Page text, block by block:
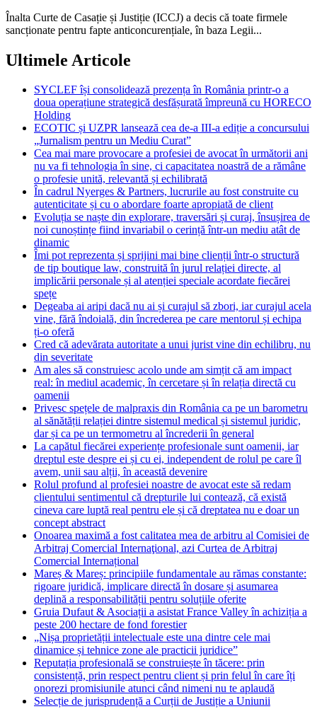
Înalta Curte de Casație și Justiție (ICCJ) a decis că toate firmele
sancționate pentru fapte anticoncurențiale, în baza Legii...
Ultimele Articole
SYCLEF își consolidează prezența în România printr-o a
doua operațiune strategică desfășurată împreună cu HORECO
Holding
ECOTIC și UZPR lansează cea de-a III-a ediție a concursului
„Jurnalism pentru un Mediu Curat”
Cea mai mare provocare a profesiei de avocat în următorii ani
nu va fi tehnologia în sine, ci capacitatea noastră de a rămâne
o profesie unită, relevantă și echilibrată
În cadrul Nyerges & Partners, lucrurile au fost construite cu
autenticitate și cu o abordare foarte apropiată de client
Evoluția se naște din explorare, traversări și curaj, însușirea de
noi cunoștințe fiind invariabil o cerință într-un mediu atât de
dinamic
Îmi pot reprezenta și sprijini mai bine clienții într-o structură
de tip boutique law, construită în jurul relației directe, al
implicării personale și al atenției speciale acordate fiecărei
spețe
Degeaba ai aripi dacă nu ai și curajul să zbori, iar curajul acela
vine, fără îndoială, din încrederea pe care mentorul și echipa
ți-o oferă
Cred că adevărata autoritate a unui jurist vine din echilibru, nu
din severitate
Am ales să construiesc acolo unde am simțit că am impact
real: în mediul academic, în cercetare și în relația directă cu
oamenii
Privesc spețele de malpraxis din România ca pe un barometru
al sănătății relației dintre sistemul medical și sistemul juridic,
dar și ca pe un termometru al încrederii în general
La capătul fiecărei experiențe profesionale sunt oamenii, iar
dreptul este despre ei și cu ei, independent de rolul pe care îl
avem, unii sau alții, în această devenire
Rolul profund al profesiei noastre de avocat este să redam
clientului sentimentul că drepturile lui contează, că există
cineva care luptă real pentru ele și că dreptatea nu e doar un
concept abstract
Onoarea maximă a fost calitatea mea de arbitru al Comisiei de
Arbitraj Comercial Internaţional, azi Curtea de Arbitraj
Comercial Internațional
Mareș & Mareș: principiile fundamentale au rămas constante:
rigoare juridică, implicare directă în dosare și asumarea
deplină a responsabilității pentru soluțiile oferite
Gruia Dufaut & Asociații a asistat France Valley în achiziția a
peste 200 hectare de fond forestier
„Nișa proprietății intelectuale este una dintre cele mai
dinamice și tehnice zone ale practicii juridice”
Reputația profesională se construiește în tăcere: prin
consistență, prin respect pentru client și prin felul în care îți
onorezi promisiunile atunci când nimeni nu te aplaudă
Selecție de jurisprudență a Curții de Justiție a Uniunii